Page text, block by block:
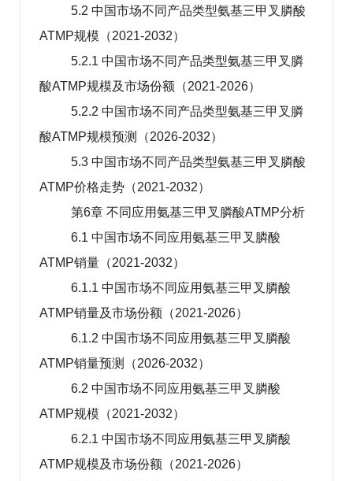
5.2 中国市场不同产品类型氨基三甲叉膦酸
ATMP规模（2021-2032）
5.2.1 中国市场不同产品类型氨基三甲叉膦
酸ATMP规模及市场份额（2021-2026）
5.2.2 中国市场不同产品类型氨基三甲叉膦
酸ATMP规模预测（2026-2032）
5.3 中国市场不同产品类型氨基三甲叉膦酸
ATMP价格走势（2021-2032）
第6章 不同应用氨基三甲叉膦酸ATMP分析
6.1 中国市场不同应用氨基三甲叉膦酸
ATMP销量（2021-2032）
6.1.1 中国市场不同应用氨基三甲叉膦酸
ATMP销量及市场份额（2021-2026）
6.1.2 中国市场不同应用氨基三甲叉膦酸
ATMP销量预测（2026-2032）
6.2 中国市场不同应用氨基三甲叉膦酸
ATMP规模（2021-2032）
6.2.1 中国市场不同应用氨基三甲叉膦酸
ATMP规模及市场份额（2021-2026）